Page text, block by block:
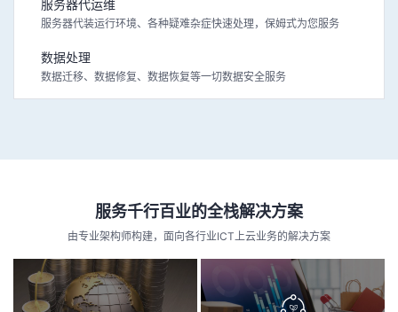
服务器代运维
服务器代装运行环境、各种疑难杂症快速处理，保姆式为您服务
数据处理
数据迁移、数据修复、数据恢复等一切数据安全服务
服务千行百业的全栈解决方案
由专业架构师构建，面向各行业ICT上云业务的解决方案